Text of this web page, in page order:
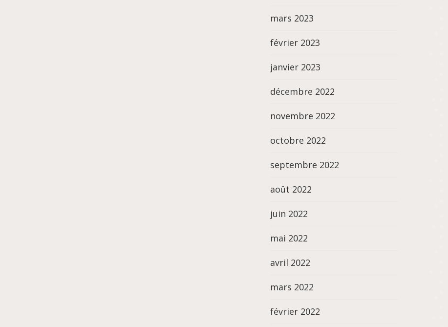
mars 2023
février 2023
janvier 2023
décembre 2022
novembre 2022
octobre 2022
septembre 2022
août 2022
juin 2022
mai 2022
avril 2022
mars 2022
février 2022